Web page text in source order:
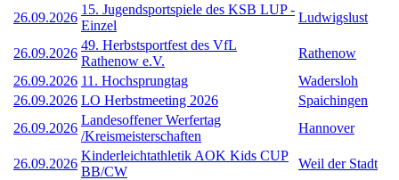
26.09.2026
15. Jugendsportspiele des KSB LUP -
Einzel
Ludwigslust
26.09.2026
49. Herbstsportfest des VfL
Rathenow e.V.
Rathenow
26.09.2026 11. Hochsprungtag
Wadersloh
26.09.2026 LO Herbstmeeting 2026
Spaichingen
26.09.2026
Landesoffener Werfertag
/Kreismeisterschaften
Hannover
26.09.2026
Kinderleichtathletik AOK Kids CUP
BB/CW
Weil der Stadt